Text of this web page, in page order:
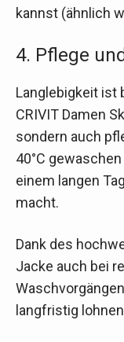
kannst (ähnlich
4. Pflege
Langlebigkeit ist
CRIVIT Damen
sondern auch
40°C
einem langen
macht.
Dank des
Jacke auch bei
langfristig